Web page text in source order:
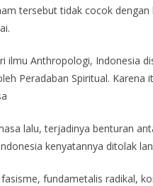
tersebut tidak cocok
ilmu Anthropologi, Indonesia
Peradaban Spiritual. Karena
lalu, terjadinya benturan
kenyatannya ditolak
fundametalis radikal,